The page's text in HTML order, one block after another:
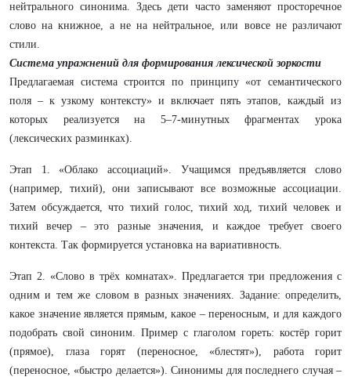
нейтрального синонима. Здесь дети часто заменяют просторечное
слово на книжное, а не на нейтральное, или вовсе не различают
стили.
Система упражнений для формирования лексической зоркости
Предлагаемая система строится по принципу «от семантического
поля – к узкому контексту» и включает пять этапов, каждый из
которых реализуется на 5–7-минутных фрагментах урока
(лексических разминках).
Этап 1. «Облако ассоциаций». Учащимся предъявляется слово
(например, тихий), они записывают все возможные ассоциации.
Затем обсуждается, что тихий голос, тихий ход, тихий человек и
тихий вечер – это разные значения, и каждое требует своего
контекста. Так формируется установка на вариативность.
Этап 2. «Слово в трёх комнатах». Предлагается три предложения с
одним и тем же словом в разных значениях. Задание: определить,
какое значение является прямым, какое – переносным, и для каждого
подобрать свой синоним. Пример с глаголом гореть: костёр горит
(прямое), глаза горят (переносное, «блестят»), работа горит
(переносное, «быстро делается»). Синонимы для последнего случая –